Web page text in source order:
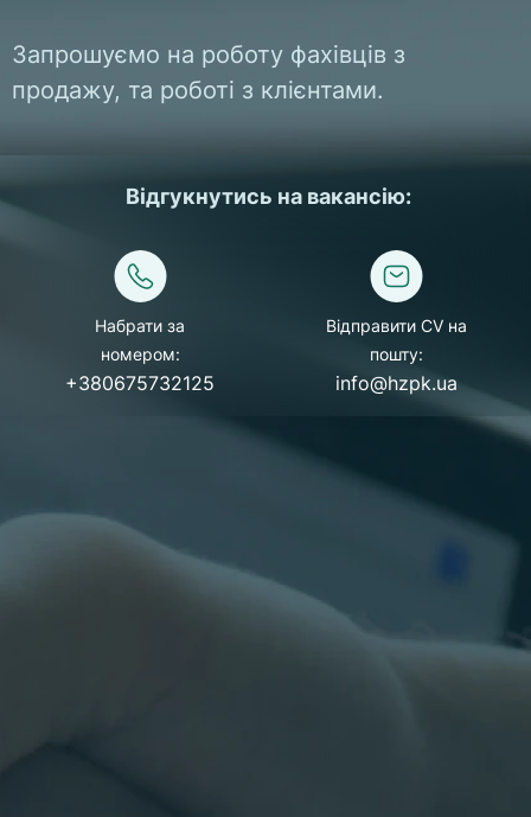
Запрошуємо на роботу фахівців з
продажу, та роботі з клієнтами.
Відгукнутись на вакансію:
Набрати за
номером:
+380675732125
Відправити СV на
пошту:
info@hzpk.ua